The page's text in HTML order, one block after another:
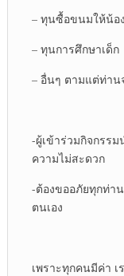
– ทุนซื้อขนมให้น้อง
– ทุนการศึกษาเด็ก
– อื่นๆ ตามแต่ท่า
-ผู้เข้าร่วมกิจกรร
ความไม่สะดวก
-ต้องขออภัยทุกท่า
ตนเอง
เพราะทุกคนมีค่า